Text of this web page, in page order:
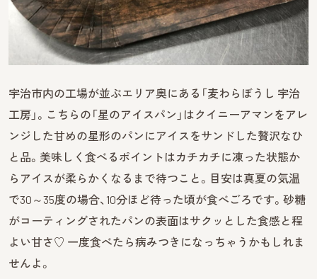
宇治市内の工場が並ぶエリア奥にある「麦わらぼうし 宇治
工房」。こちらの「星のアイスパン」はクイニーアマンをアレ
ンジした甘めの星形のパンにアイスをサンドした贅沢なひ
と品。美味しく食べるポイントはカチカチに凍った状態か
らアイスが柔らかくなるまで待つこと。目安は真夏の気温
で30～35度の場合、10分ほど待った頃が食べごろです。砂糖
がコーティングされたパンの表面はサクッとした食感と程
よい甘さ♡ 一度食べたら病みつきになっちゃうかもしれま
せんよ。